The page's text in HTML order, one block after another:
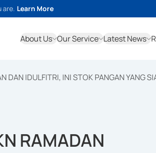
are. Learn More
About Us Our Service Latest News
DAN IDULFITRI, INI STOK PANGAN YANG
RAMADAN